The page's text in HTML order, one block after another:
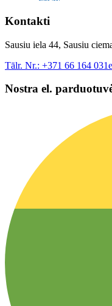
Kontakti
Sausiu iela 44, Sausiu
Tālr. Nr.: +371 66 164 031
Nostra el.